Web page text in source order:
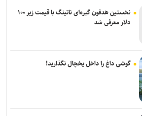
نخستین هدفون گیره‌ای ناتینگ با قیمت زیر ۱۰۰
دلار معرفی شد
گوشی داغ را داخل یخچال نگذارید!